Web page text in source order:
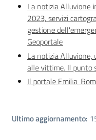
La notizia Alluvione
2023, servizi
gestione
Geoportale
La notizia Alluvione,
alle vittime. Il punto
Il portale Emilia-
Ultimo aggiornamento: